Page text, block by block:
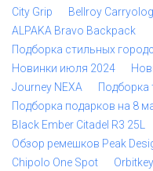
City Grip
Bellroy
ALPAKA Bravo Backpack
Подборка стильных
Новинки июля 2024
Journey NEXA
Подборка
Подборка подарков на 8
Black Ember Citadel R3 25L
Обзор ремешков Peak
Chipolo One Spot